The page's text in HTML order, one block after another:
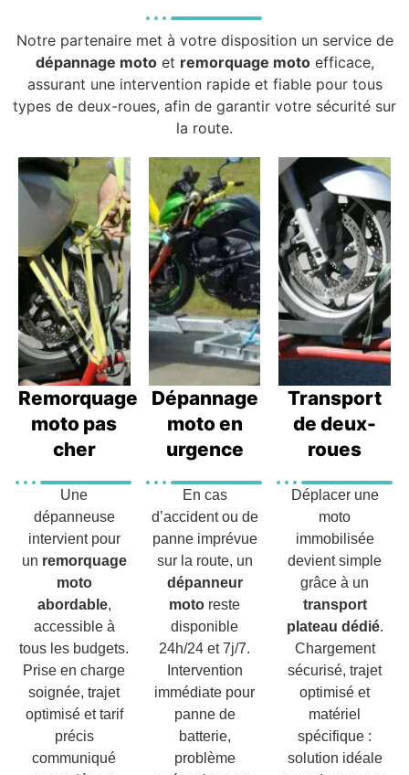
Notre partenaire met à votre disposition un service de
dépannage motoet remorquage motoefficace,
assurant une intervention rapide et fiable pour tous
types de deux-roues, afin de garantir votre sécurité sur
la route.
Remorquage
moto pas
cher
Une
dépanneuse
intervient pour
un remorquage
moto
abordable,
accessible à
tous les budgets.
Prise en charge
soignée, trajet
optimisé et tarif
précis
communiqué
Dépannage
moto en
urgence
En cas
d’accident ou de
panne imprévue
sur la route, un
dépanneur
moto reste
disponible
24h/24 et 7j/7.
Intervention
immédiate pour
panne de
batterie,
problème
Transport
de deux-
roues
Déplacer une
moto
immobilisée
devient simple
grâce à un
transport
plateau dédié.
Chargement
sécurisé, trajet
optimisé et
matériel
spécifique :
solution idéale